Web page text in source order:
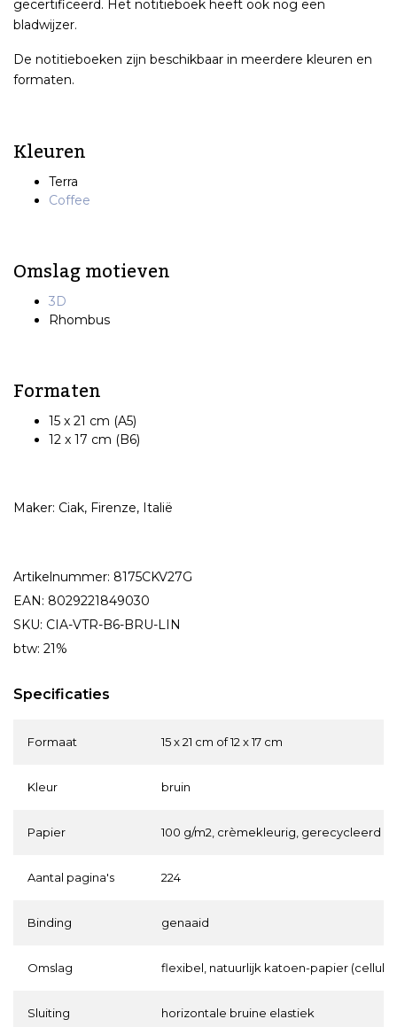
gecertificeerd. Het notitieboek heeft ook nog een
bladwijzer.
De notitieboeken zijn beschikbaar in meerdere kleuren en
formaten.
Kleuren
Terra
Coffee
Omslag motieven
3D
Rhombus
Formaten
15 x 21 cm (A5)
12 x 17 cm (B6)
Maker: Ciak, Firenze, Italië
Artikelnummer: 8175CKV27G
EAN: 8029221849030
SKU: CIA-VTR-B6-BRU-LIN
btw: 21%
Specificaties
Formaat 15 x 21 cm of 12 x 17 cm
Kleur bruin
Papier 100 g/m2, crèmekleurig, gerecycleerd
Aantal pagina's 224
Binding genaaid
Omslag flexibel, natuurlijk katoen-papier
Sluiting horizontale bruine elastiek